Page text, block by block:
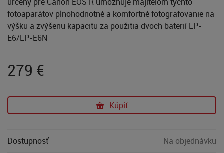
fotoaparátov plnohodnotné a komfortné fotografovanie na
výšku a zvýšenu kapacitu za použitia dvoch baterií LP-
E6/LP-E6N
279 €
Kúpiť
Dostupnosť Na objednávku